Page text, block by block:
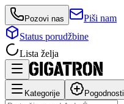
Pozovi nas
Piši nam
Status porudžbine
Lista želja
Kategorije Pogodnosti